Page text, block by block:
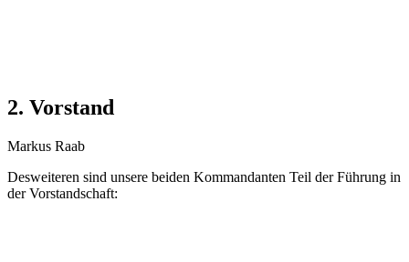
2. Vorstand
Markus Raab
Desweiteren sind unsere beiden Kommandanten Teil der Führung in
der Vorstandschaft: